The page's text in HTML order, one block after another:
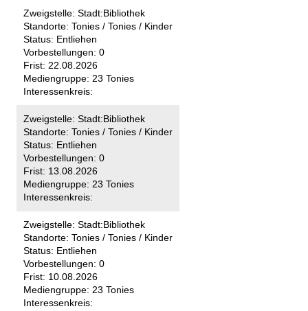
Zweigstelle: Stadt:Bibliothek
Standorte: Tonies / Tonies / Kinder
Status: Entliehen
Vorbestellungen: 0
Frist: 22.08.2026
Mediengruppe: 23 Tonies
Interessenkreis:
Zweigstelle: Stadt:Bibliothek
Standorte: Tonies / Tonies / Kinder
Status: Entliehen
Vorbestellungen: 0
Frist: 13.08.2026
Mediengruppe: 23 Tonies
Interessenkreis:
Zweigstelle: Stadt:Bibliothek
Standorte: Tonies / Tonies / Kinder
Status: Entliehen
Vorbestellungen: 0
Frist: 10.08.2026
Mediengruppe: 23 Tonies
Interessenkreis: